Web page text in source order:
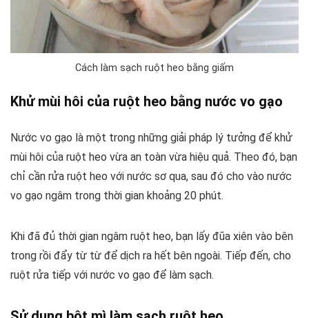
Cách làm sạch ruột heo bằng giấm
Khử mùi hôi của ruột heo bằng nước vo gạo
Nước vo gạo là một trong những giải pháp lý tưởng để khử
mùi hôi của ruột heo vừa an toàn vừa hiệu quả. Theo đó, bạn
chỉ cần rửa ruột heo với nước sơ qua, sau đó cho vào nước
vo gạo ngâm trong thời gian khoảng 20 phút.
Khi đã đủ thời gian ngâm ruột heo, bạn lấy đũa xiên vào bên
trong rồi đẩy từ từ để dịch ra hết bên ngoài. Tiếp đến, cho
ruột rửa tiếp với nước vo gạo để làm sạch.